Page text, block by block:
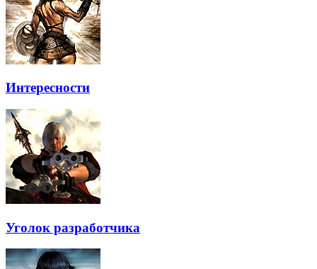
Интересности
Уголок разработчика